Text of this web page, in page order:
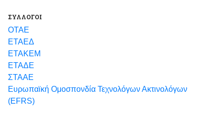
ΣΥΛΛΟΓΟΙ
ΟΤΑΕ
ΕΤΑΕΔ
ΕΤΑΚΕΜ
ΕΤΑΔΕ
ΣΤΑΑΕ
Ευρωπαϊκή Ομοσπονδία Τεχνολόγων Ακτινολόγων
(EFRS)